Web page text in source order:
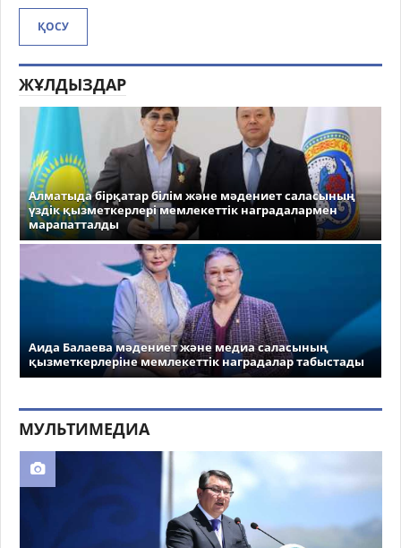
ҚОСУ
ЖҰЛДЫЗДАР
Алматыда бірқатар білім және мәдениет саласының
үздік қызметкерлері мемлекеттік наградалармен
марапатталды
Аида Балаева мәдениет және медиа саласының
қызметкерлеріне мемлекеттік наградалар табыстады
МУЛЬТИМЕДИА